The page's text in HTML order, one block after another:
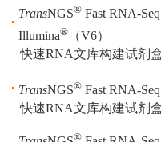
TransNGS® Fast RNA-
Illumina® （V6）
快速RNA文库构建试剂
TransNGS® Fast RNA-
快速RNA文库构建试剂
®